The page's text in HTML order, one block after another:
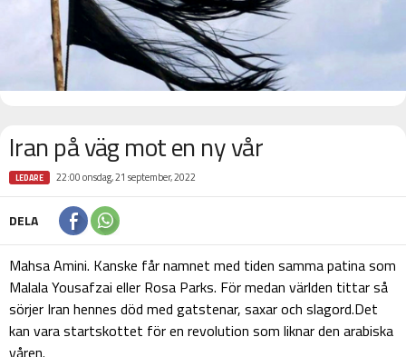
Iran på väg mot en ny vår
LEDARE 22:00 onsdag, 21 september, 2022
DELA
Mahsa Amini. Kanske får namnet med tiden samma patina som
Malala Yousafzai eller Rosa Parks. För medan världen tittar så
sörjer Iran hennes död med gatstenar, saxar och slagord.Det
kan vara startskottet för en revolution som liknar den arabiska
våren.